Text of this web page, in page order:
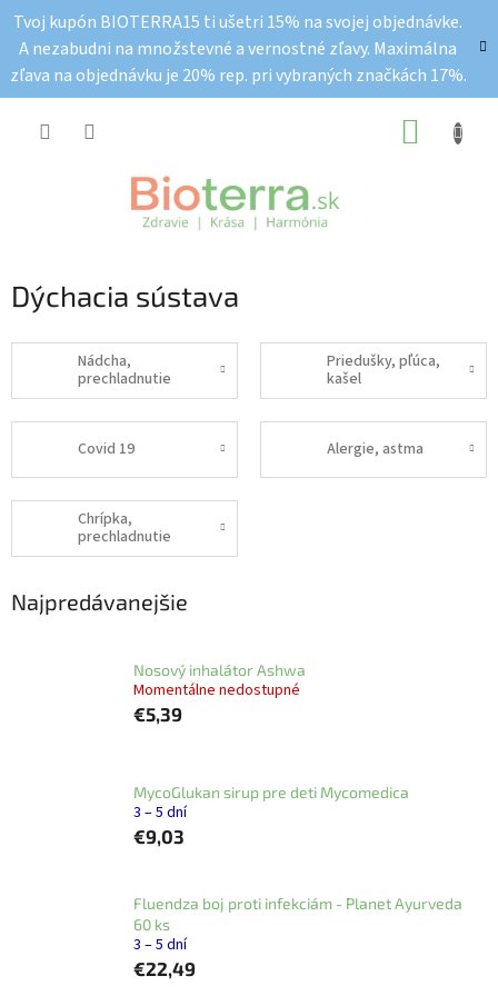
obsah
Tvoj kupón BIOTERRA15 ti ušetri 15% na svojej objednávke.
A nezabudni na množstevné a vernostné zľavy. Maximálna
zľava na objednávku je 20% rep. pri vybraných značkách 17%.
Dýchacia sústava
Nádcha,
prechladnutie
Priedušky, pľúca,
kašel
Covid 19 Alergie, astma
Chrípka,
prechladnutie
Najpredávanejšie
Nosový inhalátor Ashwa
Momentálne nedostupné
€5,39
MycoGlukan sirup pre deti Mycomedica
3 – 5 dní
€9,03
Fluendza boj proti infekciám - Planet Ayurveda
60 ks
3 – 5 dní
€22,49